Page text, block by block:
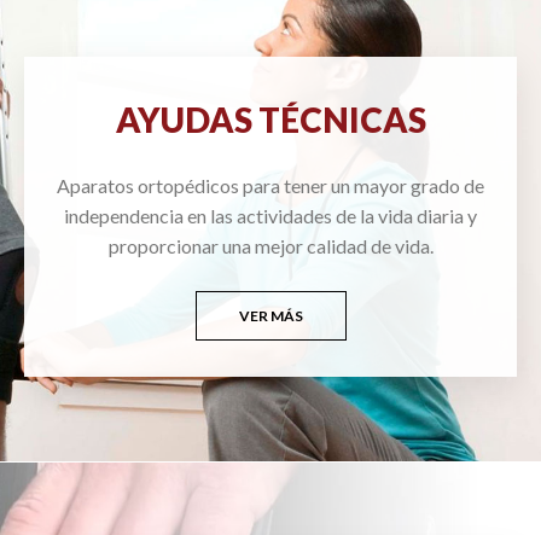
AYUDAS TÉCNICAS
Aparatos ortopédicos para tener un mayor grado de
independencia en las actividades de la vida diaria y
proporcionar una mejor calidad de vida.
VER MÁS